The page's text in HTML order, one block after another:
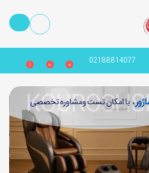
02188814077
0
0
1